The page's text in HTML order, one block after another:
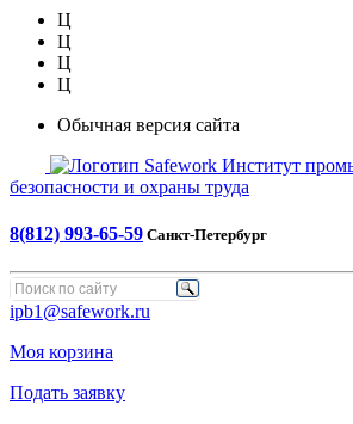
Ц
Ц
Ц
Ц
Обычная версия сайта
Safework Институт
безопасности и охраны труда
8(812) 993-65-59 Санкт-Петербург
ipb1@safework.ru
Моя корзина
Подать заявку